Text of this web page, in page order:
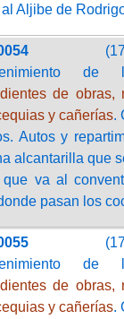
Aljibe de
(1730/
de obras,
y cañerías.
Autos y
alcantarilla que
va al
pasan los
(1730/
de obras,
y cañerías.